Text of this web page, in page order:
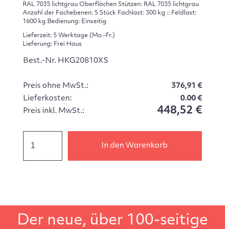
RAL 7035 lichtgrau Oberflächen Stützen: RAL 7035 lichtgrau
Anzahl der Fachebenen: 5 Stück Fachlast: 300 kg :: Feldlast:
1600 kg Bedienung: Einseitig
Lieferzeit: 5 Werktage (Mo.-Fr.)
Lieferung: Frei Haus
Best.-Nr. HKG20810XS
Preis ohne MwSt.:
376,91 €
Lieferkosten:
0.00 €
Preis inkl. MwSt.:
448,52 €
In den Warenkorb
Der neue, über 100-seitige